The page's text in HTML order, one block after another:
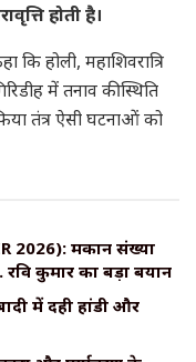
होती है।
होली, महाशिवरात्रि
में तनाव की स्थिति
तंत्र ऐसी घटनाओं को
2026): मकान संख्या
कुमार का बड़ा बयान
में दही हांडी और